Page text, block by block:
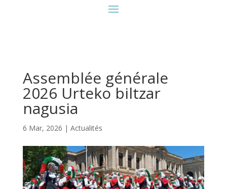
Assemblée générale
2026 Urteko biltzar
nagusia
6 Mar, 2026 | Actualités